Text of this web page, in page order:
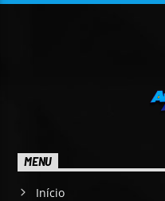
MENU
Início